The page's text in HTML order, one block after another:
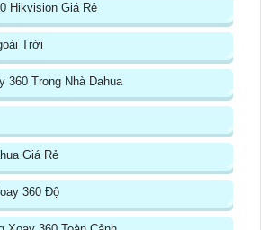
Hikvision Giá Rẻ
Trời
360 Trong Nhà Dahua
Giá Rẻ
360 Độ